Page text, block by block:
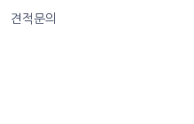
견적문의